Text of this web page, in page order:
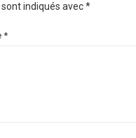
indiqués avec*
*